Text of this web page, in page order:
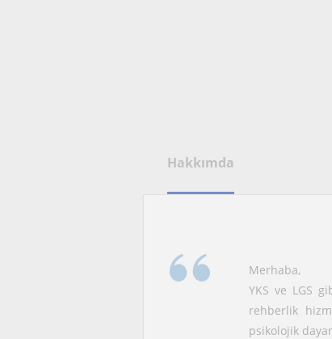
Hakkımda
Merhaba,
YKS ve LGS
rehberlik
psikolojik